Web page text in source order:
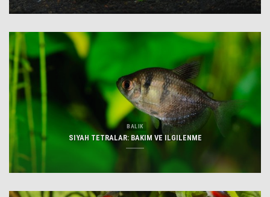
BALIK
SIYAH TETRALAR: BAKIM VE ILGILENME